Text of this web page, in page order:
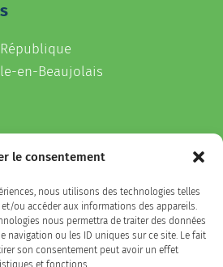
le consentement
nous utilisons des technologies telles
ou accéder aux informations des appareils.
nous permettra de traiter des données
navigation ou les ID uniques sur ce site. Le fait
son consentement peut avoir un effet
et fonctions.
en-Beaujolais
l'appli Belleville
smartphone